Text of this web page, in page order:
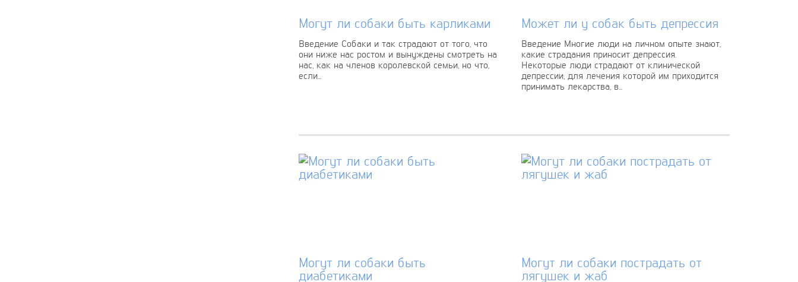
Могут ли собаки быть карликами
Введение Собаки и так страдают от того, что
они ниже нас ростом и вынуждены смотреть на
нас, как на членов королевской семьи, но что,
если...
Может ли у собак быть депрессия
Введение Многие люди на личном опыте знают,
какие страдания приносит депрессия.
Некоторые люди страдают от клинической
депрессии, для лечения которой им приходится
принимать лекарства, в...
Могут ли собаки быть
диабетиками
Могут ли собаки пострадать от
лягушек и жаб